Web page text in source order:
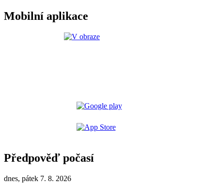
Mobilní aplikace
Předpověď počasí
dnes, pátek 7. 8. 2026